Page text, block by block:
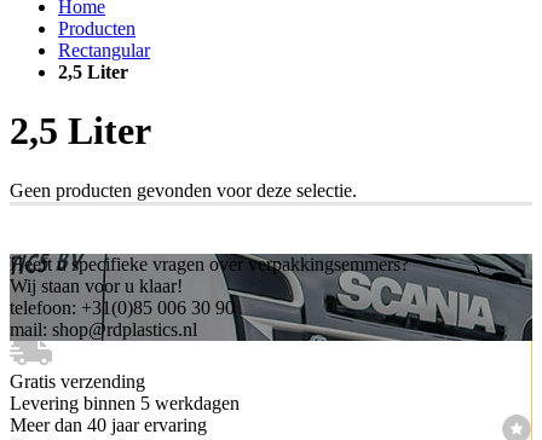
Home
Producten
Rectangular
2,5 Liter
2,5 Liter
Geen producten gevonden voor deze selectie.
Heeft u specifieke vragen over verpakkingsemmers?
Wij staan voor u klaar!
telefoon: +31(0)85 006 30 90
mail: shop@rdplastics.nl
Gratis verzending
Levering binnen 5 werkdagen
Meer dan 40 jaar ervaring